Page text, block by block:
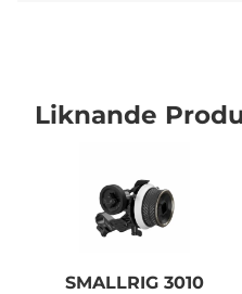
Liknande
SMALLRIG 3010